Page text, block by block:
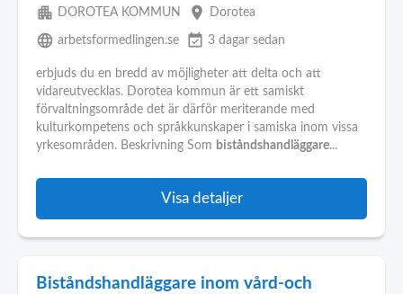
apartment DOROTEA KOMMUN place Dorotea
language arbetsformedlingen.se event_available 3 dagar sedan
erbjuds du en bredd av möjligheter att delta och att
vidareutvecklas. Dorotea kommun är ett samiskt
förvaltningsområde det är därför meriterande med
kulturkompetens och språkkunskaper i samiska inom vissa
yrkesområden. Beskrivning Som biståndshandläggare...
Visa detaljer
Biståndshandläggare inom vård-och